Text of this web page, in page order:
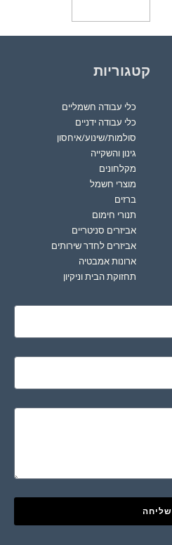
קטגוריות
כלי עבודה חשמליים
כלי עבודה ידניים
סולמות/שינוע/איחסון
גינון והשקייה
מקלחונים
מוצרי חשמל
ברזים
תנורי חימום
אביזרים סניטריים
אביזרים לחדר שירותים
ארונות אמבטיה
תחזוקת הבית וניקיון
שליחה